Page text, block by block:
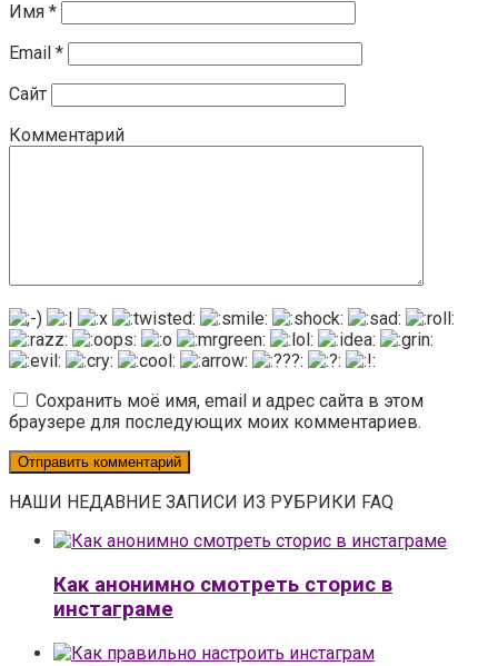
Имя *
Email *
Сайт
Комментарий
Сохранить моё имя, email и адрес сайта в этом
браузере для последующих моих комментариев.
НАШИ НЕДАВНИЕ ЗАПИСИ ИЗ РУБРИКИ FAQ
Как анонимно смотреть сторис в
инстаграме